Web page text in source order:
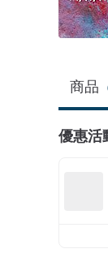
商品
優惠活